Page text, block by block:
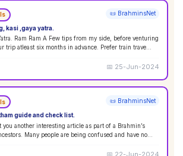
📜 BrahminsNet
kasi ,gaya yatra.
venturing
Plan your trip atleast six months in advance. Prefer train trave...
📅 25-Jun-2024
📜 BrahminsNet
guide and check list.
you another interesting article as part of a Brahmin’s
Many people are being confused and have no
📅 22-Jun-2024